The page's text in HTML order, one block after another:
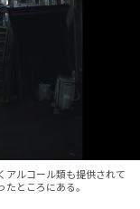
アルコール類も提供されて
ところにある。